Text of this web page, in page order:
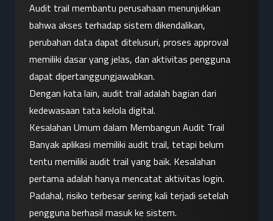
Audit trail membantu perusahaan menunjukkan
bahwa akses terhadap sistem dikendalikan,
perubahan data dapat ditelusuri, proses approval
memiliki dasar yang jelas, dan aktivitas pengguna
dapat dipertanggungjawabkan.
Dengan kata lain, audit trail adalah bagian dari
kedewasaan tata kelola digital.
Kesalahan Umum dalam Membangun Audit Trail
Banyak aplikasi memiliki audit trail, tetapi belum
tentu memiliki audit trail yang baik. Kesalahan
pertama adalah hanya mencatat aktivitas login.
Padahal, risiko terbesar sering kali terjadi setelah
pengguna berhasil masuk ke sistem.